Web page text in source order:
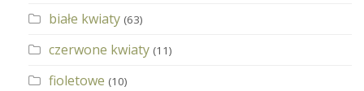
białe kwiaty (63)
czerwone kwiaty (11)
fioletowe (10)